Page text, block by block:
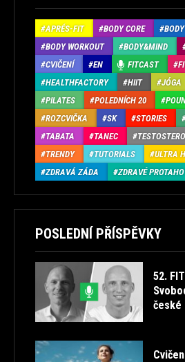
APRÉS-FIT BODY CORE
BODY WORKOUT
BODY&MIND
CVIČENÍ
EN FITCAST
HEALTHFACTORY
HIIT JÓGA
PILATES
POLEDNÍCH 20
ROZCVIČKA
SK STORIES
TABATA
TANEC
TRENDY
TUTORIALS ULTRA
ZDRAVÁ ZÁDA
ZDRAVÉ
POSLEDNÍ PŘÍSPĚVKY
52.
české